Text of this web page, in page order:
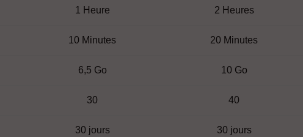
1 Heure 2 Heures
10 Minutes 20 Minutes
6,5 Go 10 Go
30 40
30 jours 30 jours